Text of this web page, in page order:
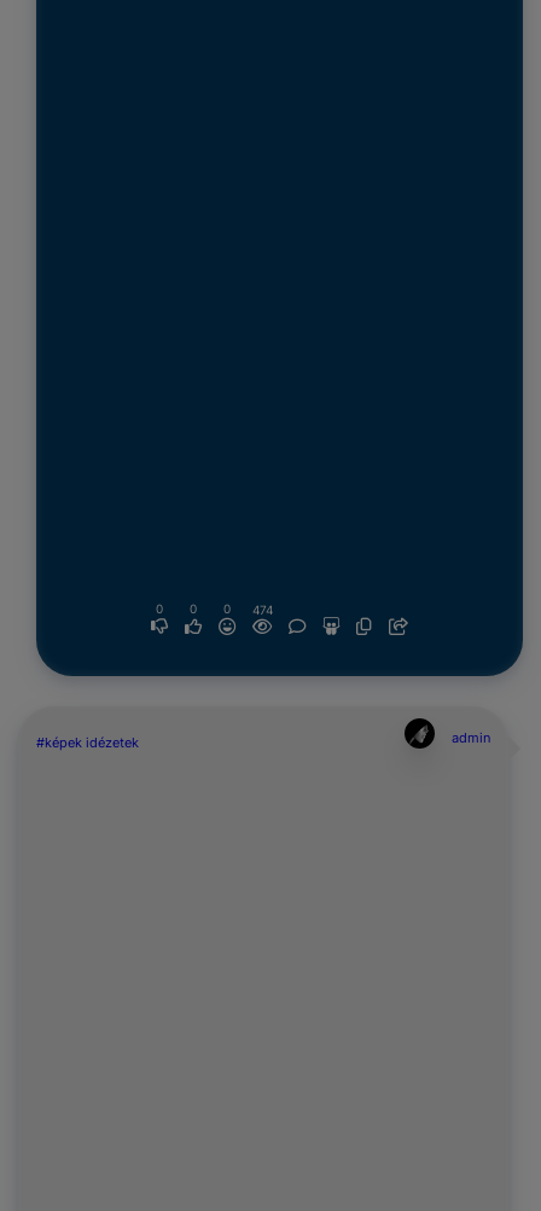
0 0 0 474
#képek idézetek admin